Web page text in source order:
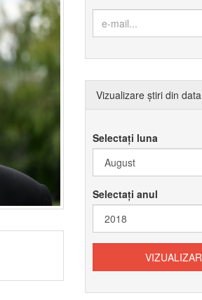
Vizualizare știri din data
Selectați luna
Selectați anul